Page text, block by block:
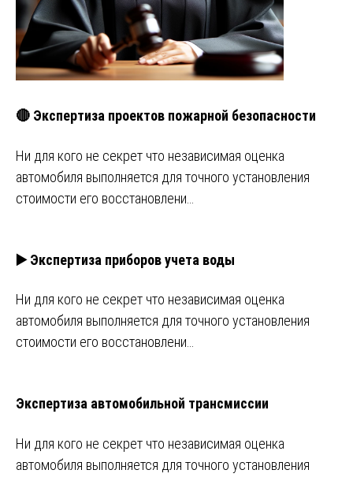
🔴 Экспертиза проектов пожарной безопасности
Ни для кого не секрет что независимая оценка
автомобиля выполняется для точного установления
стоимости его восстановлени…
▶️ Экспертиза приборов учета воды
Ни для кого не секрет что независимая оценка
автомобиля выполняется для точного установления
стоимости его восстановлени…
Экспертиза автомобильной трансмиссии
Ни для кого не секрет что независимая оценка
автомобиля выполняется для точного установления